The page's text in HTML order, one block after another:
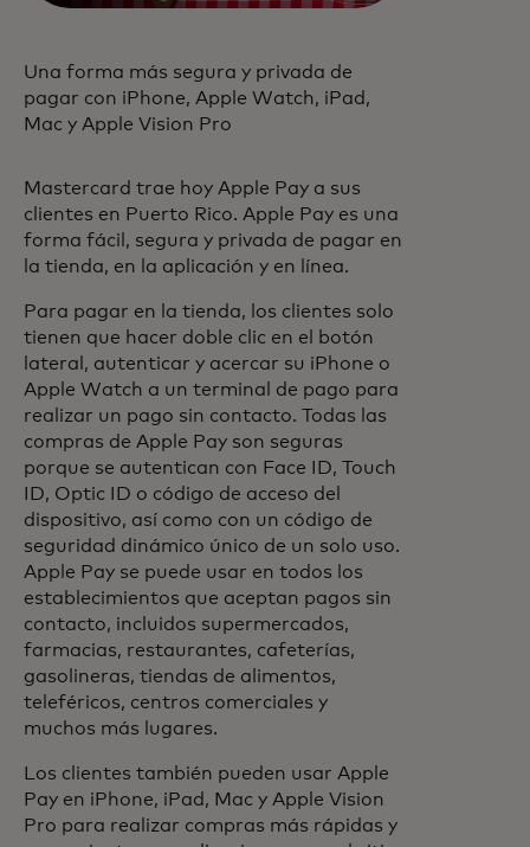
Una forma más segura y privada de
pagar con iPhone, Apple Watch, iPad,
Mac y Apple Vision Pro
Mastercard trae hoy Apple Pay a sus
clientes en Puerto Rico. Apple Pay es una
forma fácil, segura y privada de pagar en
la tienda, en la aplicación y en línea.
Para pagar en la tienda, los clientes solo
tienen que hacer doble clic en el botón
lateral, autenticar y acercar su iPhone o
Apple Watch a un terminal de pago para
realizar un pago sin contacto. Todas las
compras de Apple Pay son seguras
porque se autentican con Face ID, Touch
ID, Optic ID o código de acceso del
dispositivo, así como con un código de
seguridad dinámico único de un solo uso.
Apple Pay se puede usar en todos los
establecimientos que aceptan pagos sin
contacto, incluidos supermercados,
farmacias, restaurantes, cafeterías,
gasolineras, tiendas de alimentos,
teleféricos, centros comerciales y
muchos más lugares.
Los clientes también pueden usar Apple
Pay en iPhone, iPad, Mac y Apple Vision
Pro para realizar compras más rápidas y